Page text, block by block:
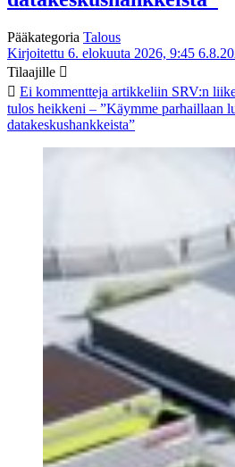
Pääkategoria Talous
Kirjoitettu 6. elokuuta 2026, 9:45
Tilaajille
Ei kommentteja artikkeliin SRV:n
tulos heikkeni – ”Käymme parhaillaan
datakeskushankkeista”